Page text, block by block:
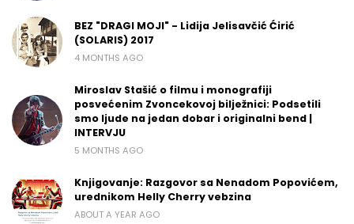
BEZ "DRAGI MOJI" - Lidija Jelisavčić Ćirić
(SOLARIS) 2017
4 MONTHS AGO
Miroslav Stašić o filmu i monografiji
posvećenim Zvoncekovoj bilježnici: Podsetili
smo ljude na jedan dobar i originalni bend |
INTERVJU
5 MONTHS AGO
Knjigovanje: Razgovor sa Nenadom Popovićem,
urednikom Helly Cherry vebzina
ABOUT A YEAR AGO